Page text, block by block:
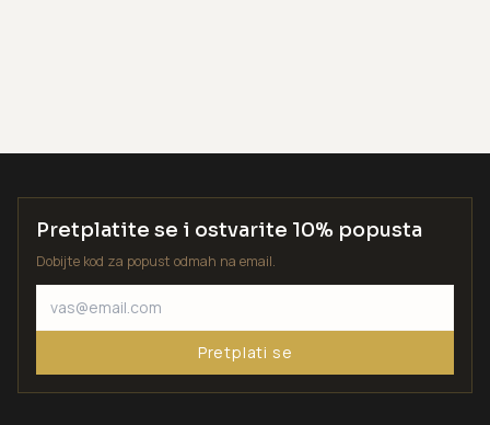
Pretplatite se i ostvarite 10% popusta
Dobijte kod za popust odmah na email.
Pretplati se